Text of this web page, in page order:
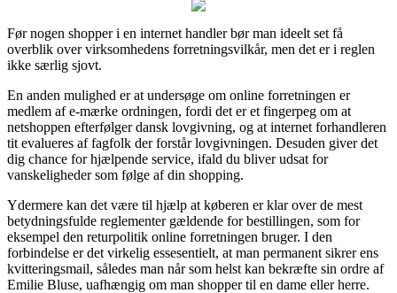
Før nogen shopper i en internet handler bør man ideelt set få
overblik over virksomhedens forretningsvilkår, men det er i reglen
ikke særlig sjovt.
En anden mulighed er at undersøge om online forretningen er
medlem af e-mærke ordningen, fordi det er et fingerpeg om at
netshoppen efterfølger dansk lovgivning, og at internet forhandleren
tit evalueres af fagfolk der forstår lovgivningen. Desuden giver det
dig chance for hjælpende service, ifald du bliver udsat for
vanskeligheder som følge af din shopping.
Ydermere kan det være til hjælp at køberen er klar over de mest
betydningsfulde reglementer gældende for bestillingen, som for
eksempel den returpolitik online forretningen bruger. I den
forbindelse er det virkelig essesentielt, at man permanent sikrer ens
kvitteringsmail, således man når som helst kan bekræfte sin ordre af
Emilie Bluse, uafhængig om man shopper til en dame eller herre.